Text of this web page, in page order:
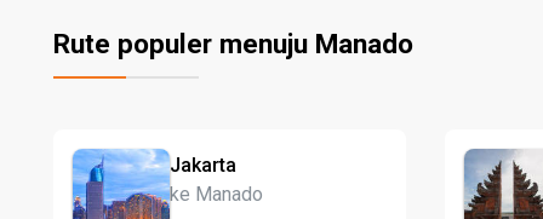
Rute populer menuju Manado
Jakarta
ke Manado